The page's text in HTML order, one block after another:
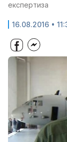
експертиза
16.08.2016 •